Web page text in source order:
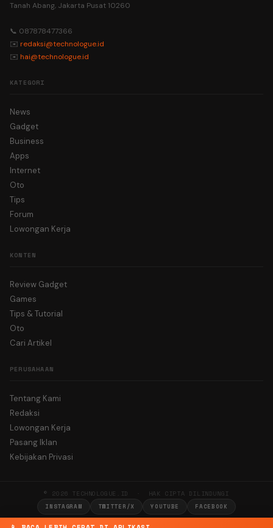
Tanah Abang, Jakarta Pusat 10260
📞 087878477366
✉️ redaksi@technologue.id
✉️ hai@technologue.id
KATEGORI
News
Gadget
Business
Apps
Internet
Oto
Tips
Forum
Lowongan Kerja
KONTEN
Review Gadget
Games
Tips & Tutorial
Oto
Cari Artikel
PERUSAHAAN
Tentang Kami
Redaksi
Lowongan Kerja
Pasang Iklan
Kebijakan Privasi
© 2026 TECHNOLOGUE.ID · HAK CIPTA DILINDUNGI
INSTAGRAM TWITTER/X YOUTUBE FACEBOOK